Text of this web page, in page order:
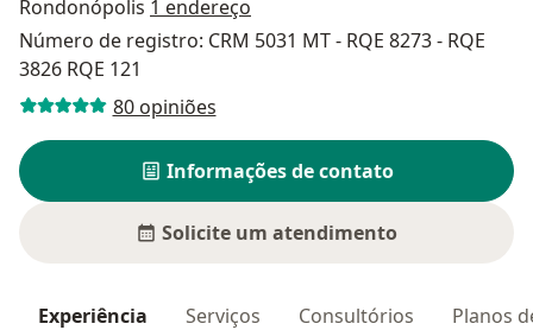
Rondonópolis 1 endereço
Número de registro: CRM 5031 MT - RQE 8273 - RQE
3826 RQE 121
80 opiniões
Informações de contato
Solicite um atendimento
Experiência Serviços Consultórios Planos